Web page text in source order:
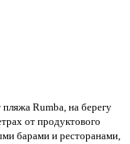
Rumba, на берегу
от продуктового
барами и ресторанами,